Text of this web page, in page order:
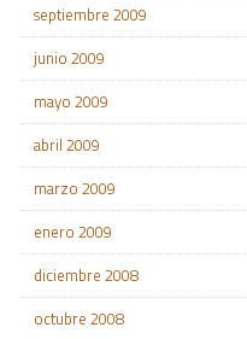
septiembre 2009
junio 2009
mayo 2009
abril 2009
marzo 2009
enero 2009
diciembre 2008
octubre 2008